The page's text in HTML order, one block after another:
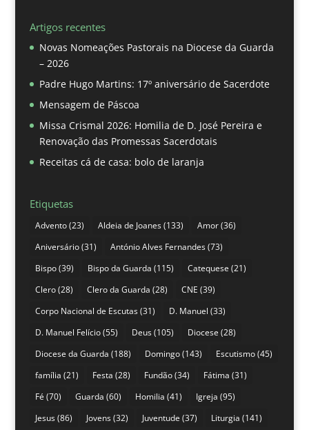
Artigos recentes
Novas Nomeações Pastorais na Diocese da Guarda
– 2026
Padre Hugo Martins: 17º aniversário de Sacerdote
Mensagem de Páscoa
Missa Crismal 2026: Homilia de D. José Pereira e
Renovação das Promessas Sacerdotais
Receitas cá de casa: bolo de laranja
Etiquetas
Advento(23) Aldeia de Joanes(133) Amor(36)
Aniversário(31) António Alves Fernandes(73)
Bispo(39) Bispo da Guarda (115) Catequese (21)
Clero(28) Clero da Guarda (28) CNE (39)
Corpo Nacional de Escutas(31) D. Manuel (33)
D. Manuel Felício(55) Deus(105) Diocese (28)
Diocese da Guarda (188) Domingo(143) Escutismo(45)
família (21) Festa (28) Fundão(34) Fátima (31)
Fé (70) Guarda (60) Homilia (41) Igreja (95)
Jesus(86) Jovens(32) Juventude (37) Liturgia (141)